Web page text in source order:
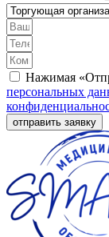
Нажимая
персональных
отправить заявку